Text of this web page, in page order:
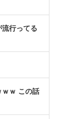
行ってる
ｗｗ この話